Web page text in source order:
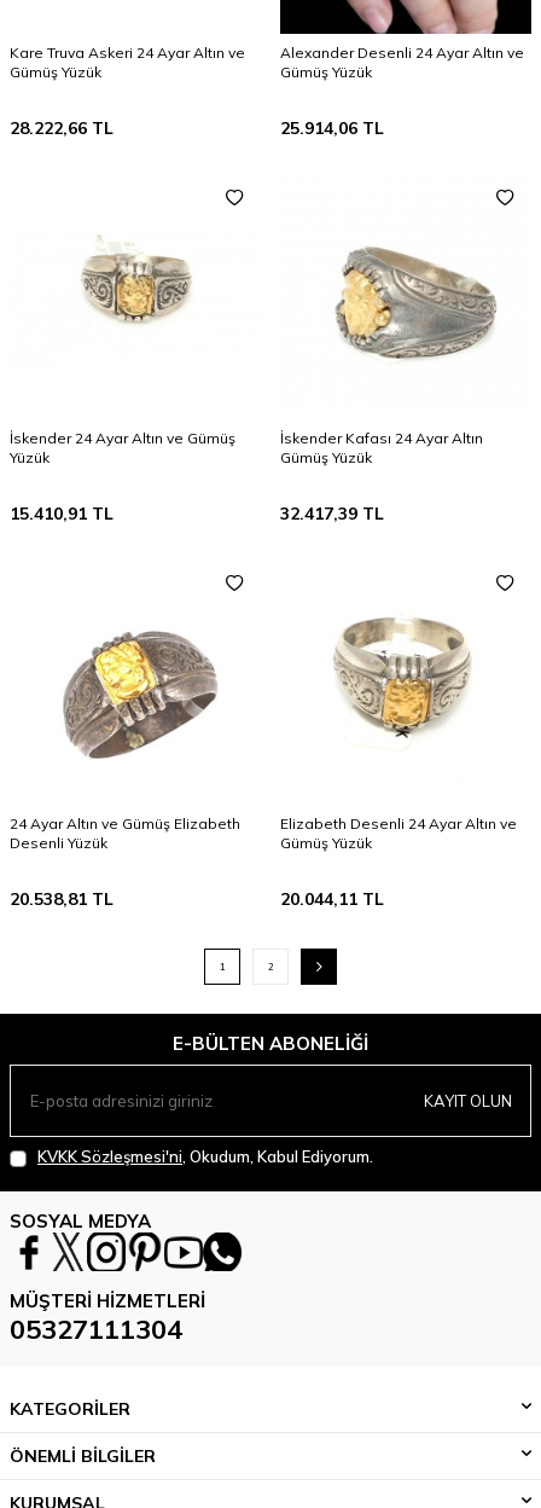
Kare Truva Askeri 24 Ayar Altın ve
Gümüş Yüzük
28.222,66 TL
Alexander Desenli 24 Ayar Altın ve
Gümüş Yüzük
25.914,06 TL
İskender 24 Ayar Altın ve Gümüş
Yüzük
15.410,91 TL
İskender Kafası 24 Ayar Altın
Gümüş Yüzük
32.417,39 TL
24 Ayar Altın ve Gümüş Elizabeth
Desenli Yüzük
20.538,81 TL
Elizabeth Desenli 24 Ayar Altın ve
Gümüş Yüzük
20.044,11 TL
1 2
E-BÜLTEN ABONELIĞI
KAYIT OLUN
KVKK Sözleşmesi'ni , Okudum, Kabul Ediyorum.
SOSYAL MEDYA
MÜŞTERI HIZMETLERI
05327111304
KATEGORİLER
ÖNEMLİ BİLGİLER
KURUMSAL